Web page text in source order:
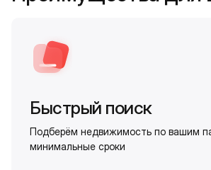
Быстрый поиск
Подберём недвижимость по вашим
минимальные сроки